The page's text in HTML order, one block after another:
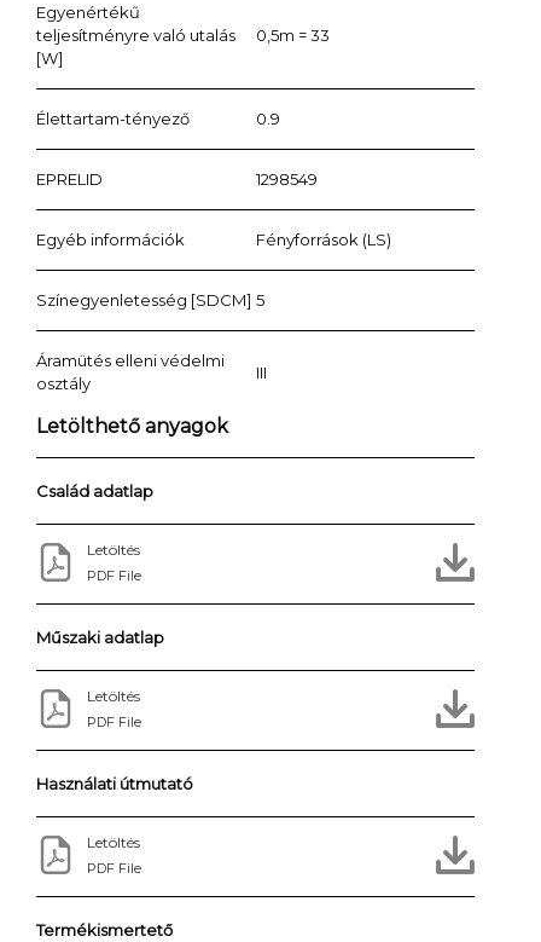
Egyenértékű
teljesítményre való utalás
[W]
0,5m = 33
Élettartam-tényező 0.9
EPRELID 1298549
Egyéb információk Fényforrások (LS)
Színegyenletesség [SDCM] 5
Áramütés elleni védelmi
osztály
III
Letölthető anyagok
Család adatlap
Letöltés
PDF File
Műszaki adatlap
Letöltés
PDF File
Használati útmutató
Letöltés
PDF File
Termékismertető